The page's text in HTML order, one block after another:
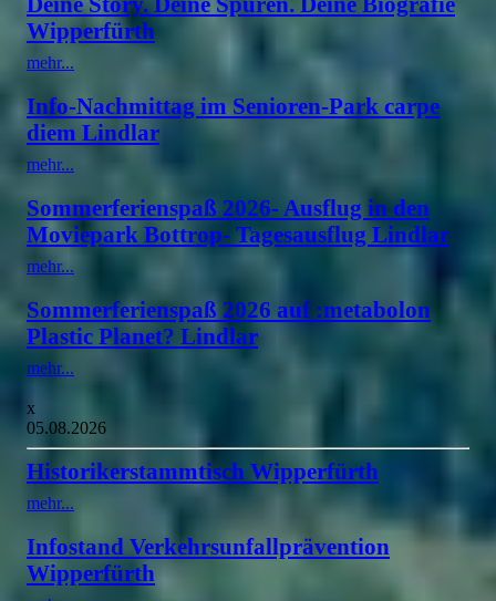
Wipperfürth
mehr...
Info-Nachmittag im Senioren-Park carpe
diem Lindlar
mehr...
Sommerferienspaß 2026- Ausflug in den
Moviepark Bottrop- Tagesausflug Lindlar
mehr...
Sommerferienspaß 2026 auf :metabolon
Plastic Planet? Lindlar
mehr...
x
05.08.2026
Historikerstammtisch Wipperfürth
mehr...
Infostand Verkehrsunfallprävention
Wipperfürth